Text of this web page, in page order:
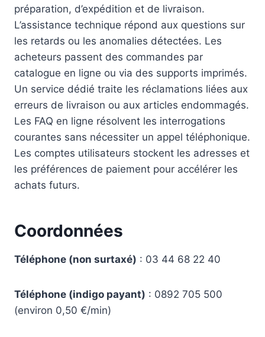
préparation, d’expédition et de livraison.
L’assistance technique répond aux questions sur
les retards ou les anomalies détectées. Les
acheteurs passent des commandes par
catalogue en ligne ou via des supports imprimés.
Un service dédié traite les réclamations liées aux
erreurs de livraison ou aux articles endommagés.
Les FAQ en ligne résolvent les interrogations
courantes sans nécessiter un appel téléphonique.
Les comptes utilisateurs stockent les adresses et
les préférences de paiement pour accélérer les
achats futurs.
Coordonnées
Téléphone (non surtaxé) : 03 44 68 22 40
Téléphone (indigo payant) : 0892 705 500
(environ 0,50 €/min)